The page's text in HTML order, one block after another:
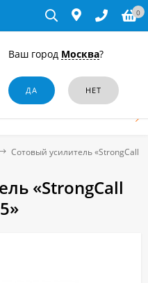
Ваш город Москва?
0
Сотовый усилитель «StrongCall
«StrongCall